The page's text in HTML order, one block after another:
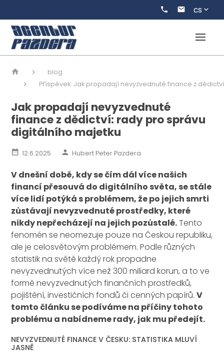
cs
blog
Příspěvek: Jak propadají nevyzvednuté finance z
Jak propadají nevyzvednuté
finance z dědictví: rady pro správu
digitálního majetku
12.6.2025 Hubert Peter Pazdera
V dnešní době, kdy se čím dál více našich
financí přesouvá do digitálního světa, se stále
více lidí potýká s problémem, že po jejich smrti
zůstávají nevyzvednuté prostředky, které
nikdy nepřecházejí na jejich pozůstalé.Tento
fenomén se neomezuje pouze na Českou republiku,
ale je celosvětovým problémem. Podle různých
statistik na světě každý rok propadne
nevyzvednutých více než 300 miliard korun, a to ve
formě nevyzvednutých finančních prostředků,
pojištění, investičních fondů či cenných papírů.V
tomto článku se podíváme na příčiny tohoto
problému a nabídneme rady, jak mu předejít.
NEVYZVEDNUTÉ FINANCE V ČESKU: STATISTIKA MLUVÍ
JASNĚ